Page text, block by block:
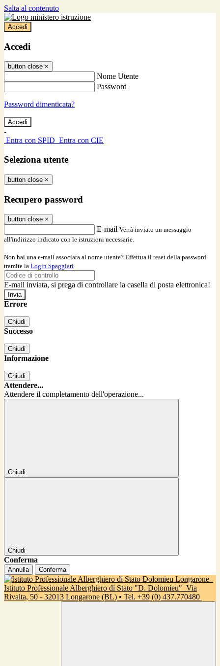
Salta al contenuto
Accedi
Accedi
button close ×
Nome Utente
Password
Password dimenticata?
-
Entra con SPID Entra con CIE
Seleziona utente
button close ×
Recupero password
button close ×
E-mail Verrà inviato un messaggio
all'indirizzo indicato con le istruzioni necessarie.
Non hai una e-mail associata al nome utente? Effettua il reset della password
tramite la Login Spaggiari
E-mail inviata, si prega di controllare la casella di posta elettronica!
Errore
Chiudi
Successo
Chiudi
Informazione
Chiudi
Attendere...
Attendere il completamento dell'operazione...
Chiudi
Chiudi
Conferma
Annulla Conferma
Istituto Professionale Alberghiero di Stato "D. Dolomieu" Via
Rivalta, 50 - 32013 Longarone (BL) • Tel. +39 (0) 437.770480